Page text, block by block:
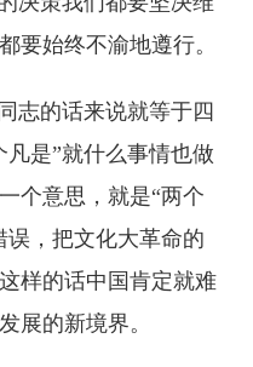
要始终不渝地遵行。
的话来说就等于四
凡是”就什么事情也做
个意思，就是“两个
误，把文化大革命的
样的话中国肯定就难
展的新境界。